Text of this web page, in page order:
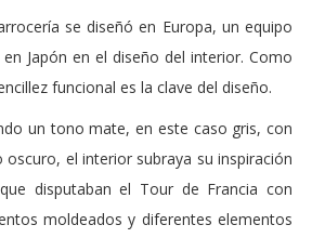
se diseñó en Europa, un equipo
Japón en el diseño del interior. Como
funcional es la clave del diseño.
un tono mate, en este caso gris, con
el interior subraya su inspiración
disputaban el Tour de Francia con
moldeados y diferentes elementos